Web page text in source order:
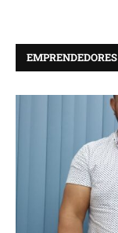
EMPRENDEDORES